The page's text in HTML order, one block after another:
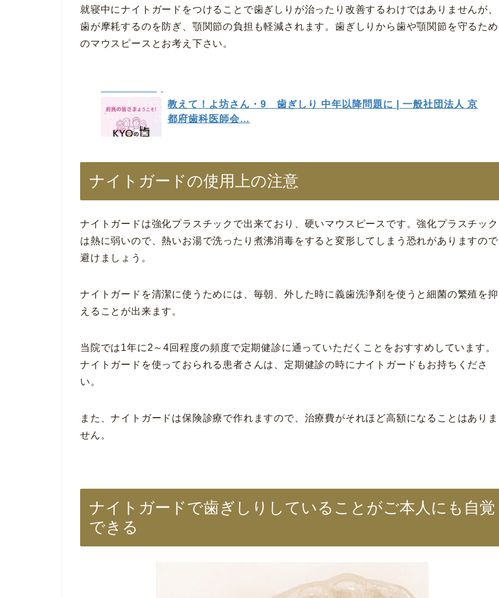
就寝中にナイトガードをつけることで歯ぎしりが治ったり改善するわけではありませんが、
歯が摩耗するのを防ぎ、顎関節の負担も軽減されます。歯ぎしりから歯や顎関節を守るため
のマウスピースとお考え下さい。
教えて！よ坊さん・9 歯ぎしり 中年以降問題に | 一般社団法人 京
都府歯科医師会…
ナイトガードの使用上の注意
ナイトガードは強化プラスチックで出来ており、硬いマウスピースです。強化プラスチック
は熱に弱いので、熱いお湯で洗ったり煮沸消毒をすると変形してしまう恐れがありますので
避けましょう。
ナイトガードを清潔に使うためには、毎朝、外した時に義歯洗浄剤を使うと細菌の繁殖を抑
えることが出来ます。
当院では1年に2～4回程度の頻度で定期健診に通っていただくことをおすすめしています。
ナイトガードを使っておられる患者さんは、定期健診の時にナイトガードもお持ちくださ
い。
また、ナイトガードは保険診療で作れますので、治療費がそれほど高額になることはありま
せん。
ナイトガードで歯ぎしりしていることがご本人にも自覚
できる